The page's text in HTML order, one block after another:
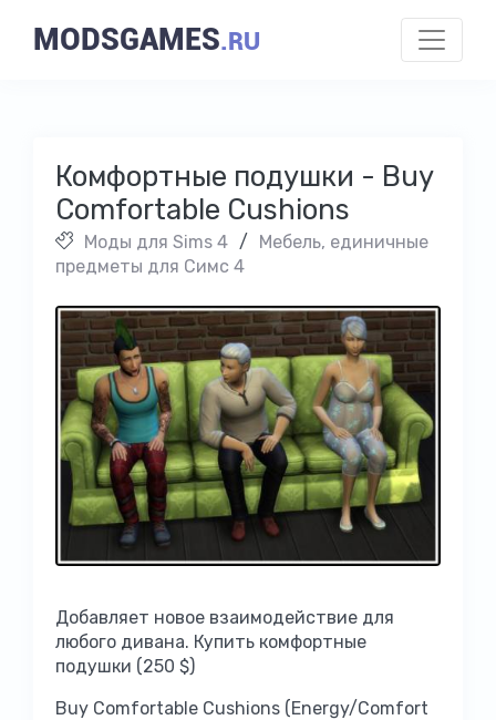
MODSGAMES.RU
Комфортные подушки - Buy
Comfortable Cushions
Моды для Sims 4 /
Мебель, единичные
предметы для Симс 4
Добавляет новое взаимодействие для
любого дивана. Купить комфортные
подушки (250 $)
Buy Comfortable Cushions (Energy/Comfort